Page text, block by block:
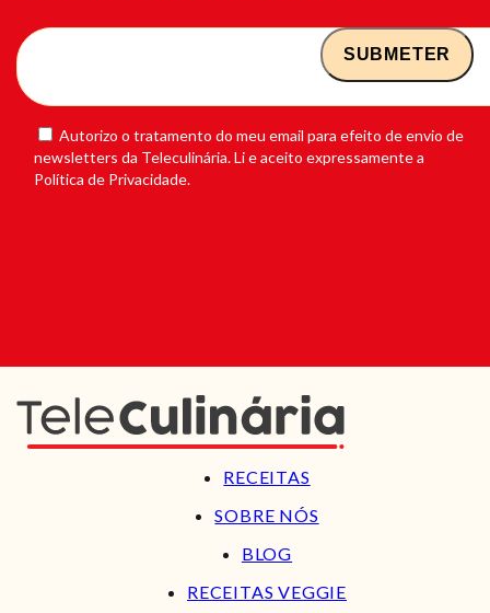
Autorizo o tratamento do meu email para efeito de envio de
newsletters da Teleculinária. Li e aceito expressamente a
Política de Privacidade.
RECEITAS
SOBRE NÓS
BLOG
RECEITAS VEGGIE